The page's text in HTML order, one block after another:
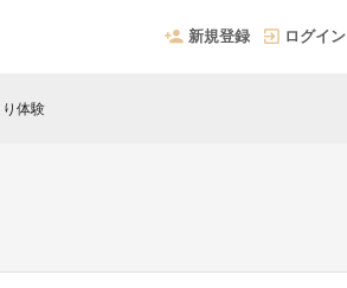
新規登録 ログイン
体験